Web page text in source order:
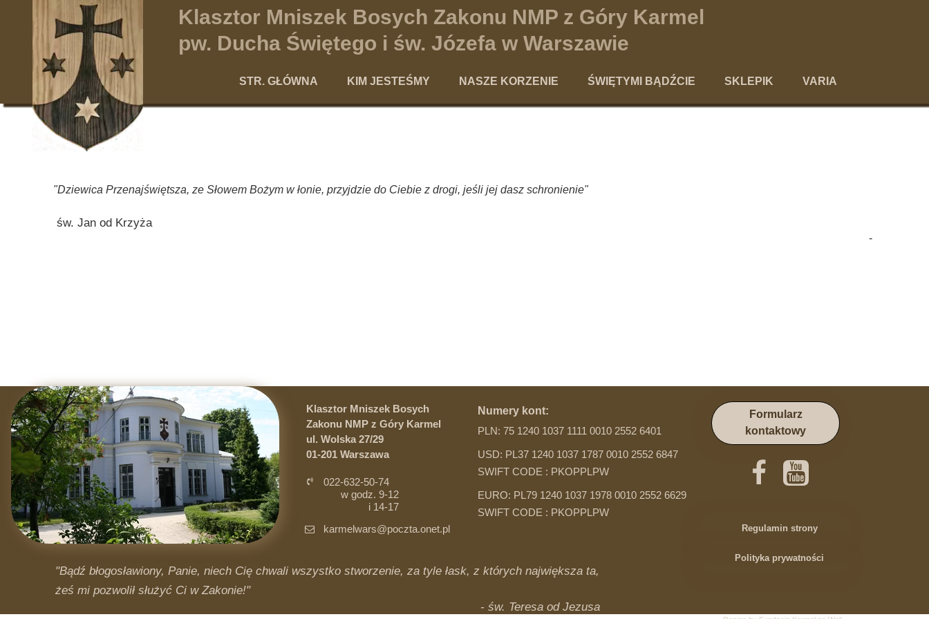
"Dziewica Przenajświętsza, ze Słowem Bożym w łonie, przyjdzie do Ciebie z drogi, jeśli jej dasz schronienie"
św. Jan od Krzyża
-
STR. GŁÓWNA KIM JESTEŚMY
Charyzmat terezjański
Galeria
NASZE KORZENIE
Historia Karmelitanek Bosych w Warszawie
Kandydaci na ołtarze
ŚWIĘTYMI BĄDŹCIE
Pedagogika świętości
SKLEPIK VARIA
Kącik dla Dobroczyńców
Klasztor Mniszek Bosych Zakonu NMP z Góry Karmel
pw. Ducha Świętego i św. Józefa w Warszawie
Formularz
kontaktowy
karmelwars@poczta.onet.pl
022-632-50-74
w godz. 9-12
i 14-17
Numery kont:
PLN: 75 1240 1037 1111 0010 2552 6401
USD: PL37 1240 1037 1787 0010 2552 6847
SWIFT CODE : PKOPPLPW
EURO: PL79 1240 1037 1978 0010 2552 6629
SWIFT CODE : PKOPPLPW
Klasztor Mniszek Bosych
Zakonu NMP z Góry Karmel
ul. Wolska 27/29
01-201 Warszawa
"Bądź błogosławiony, Panie, niech Cię chwali wszystko stworzenie, za tyle łask, z których największa ta,
żeś mi pozwolił służyć Ci w Zakonie!"
- św. Teresa od Jezusa
Polityka prywatności
Regulamin strony